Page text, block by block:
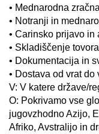
• Mednarodna
• Notranji in
• Carinsko prijavo in
• Skladiščenje
• Dokumentacija in
• Dostava od vrat do
V: V katere države/
O: Pokrivamo vse
jugovzhodno Azijo,
Afriko, Avstralijo in